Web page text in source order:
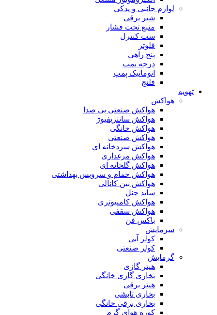
لوازم جانبی و یدکی
شیر برقی
منبع تحت فشار
ست کنترل
فلوتر
پنج راهی
درجه پمپ
اتوماتیک پمپ
فلنج
تهویه
هواکش
هواکش صنعتی بی صدا
هواکش سانتریفیوژ
هواکش خانگی
هواکش صنعتی
هواکش سردخانه ای
هواکش مرغداری
هواکش گلخانه ای
هواکش حمام و سرویس بهداشتی
هواکش بین کانالی
ساید چنل
هواکش کامپیوتری
هواکش سقفی
باکس فن
سرمایش
کولر آبی
کولر صنعتی
گرمایش
هیتر گازی
بخاری گازی خانگی
هیتر برقی
بخاری تابشی
بخاری برقی خانگی
کوره هوای گرم